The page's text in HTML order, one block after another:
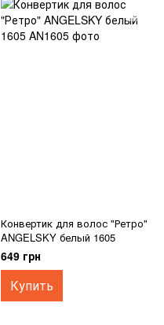
Конвертик для волос "Ретро"
ANGELSKY белый 1605
649 грн
Купить